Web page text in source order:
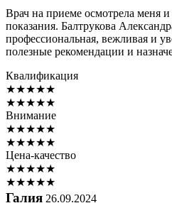
Врач на приеме осмотрела меня
показания. Балтрукова
профессиональная, вежливая и
полезные рекомендации и
Квалификация
★★★★★
★★★★★
Внимание
★★★★★
★★★★★
Цена-качество
★★★★★
★★★★★
Галия 26.09.2024